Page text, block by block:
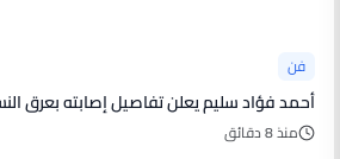
فن
أحمد فؤاد سليم يعلن تفاصيل إصابته بعرق
منذ 8 دقائق